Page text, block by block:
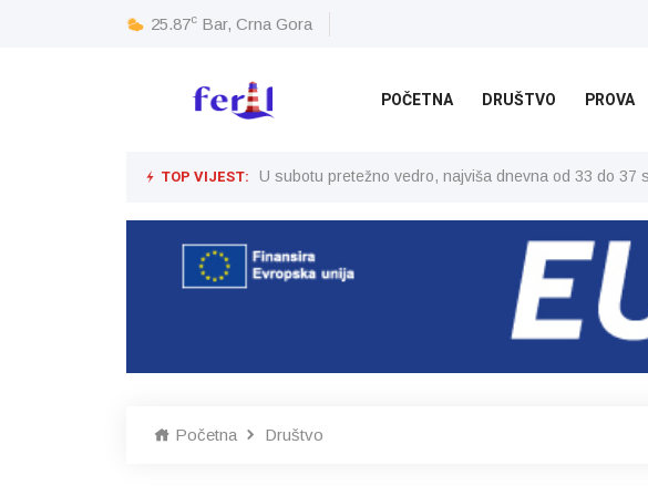
25.87c Bar, Crna Gora
POČETNA DRUŠTVO PROVA
TOP VIJEST: U subotu pretežno vedro, najviša dnevna od 33 do 37
Početna Društvo